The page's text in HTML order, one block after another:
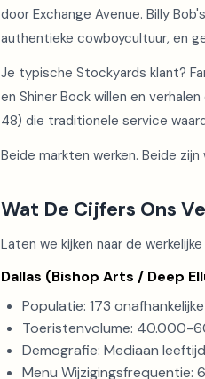
door Exchange Avenue. Billy
authentieke cowboycultuur, en
Je typische Stockyards klant?
en Shiner Bock willen en
48) die traditionele service
Beide markten werken. Beide
Wat De Cijfers Ons
Laten we kijken naar de
Dallas (Bishop Arts / Deep
Populatie: 173
Toeristenvolume: 40.000-
Demografie: Mediaan
Menu Wijzigingsfrequentie: